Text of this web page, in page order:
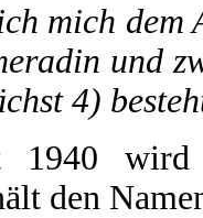
mich
und
4)
1940
den